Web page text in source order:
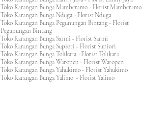
Toko Karangan Bunga Mamberamo - Florist Mamberamo
Toko Karangan Bunga Nduga - Florist Nduga
Toko Karangan Bunga Pegunungan Bintang - Florist
Pegunungan Bintang
Toko Karangan Bunga Sarmi - Florist Sarmi
Toko Karangan Bunga Supiori - Florist Supiori
Toko Karangan Bunga Tolikara - Florist Tolikara
Toko Karangan Bunga Waropen - Florist Waropen
Toko Karangan Bunga Yahukimo - Florist Yahukimo
Toko Karangan Bunga Yalimo - Florist Yalimo